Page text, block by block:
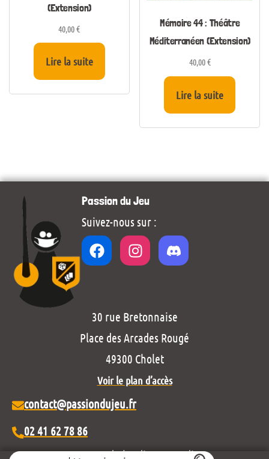
(Extension)
40,00€
Lire la suite
Mémoire 44 : Théâtre
Méditerranéen (Extension)
40,00€
Lire la suite
Passion du Jeu
Suivez-nous sur :
30 rue Bretonnaise
Place des Arcades Rougé
49300 Cholet
Voir le plan d’accès
contact@passiondujeu.fr
02 41 62 78 86
Ouvert du lundi au samedi